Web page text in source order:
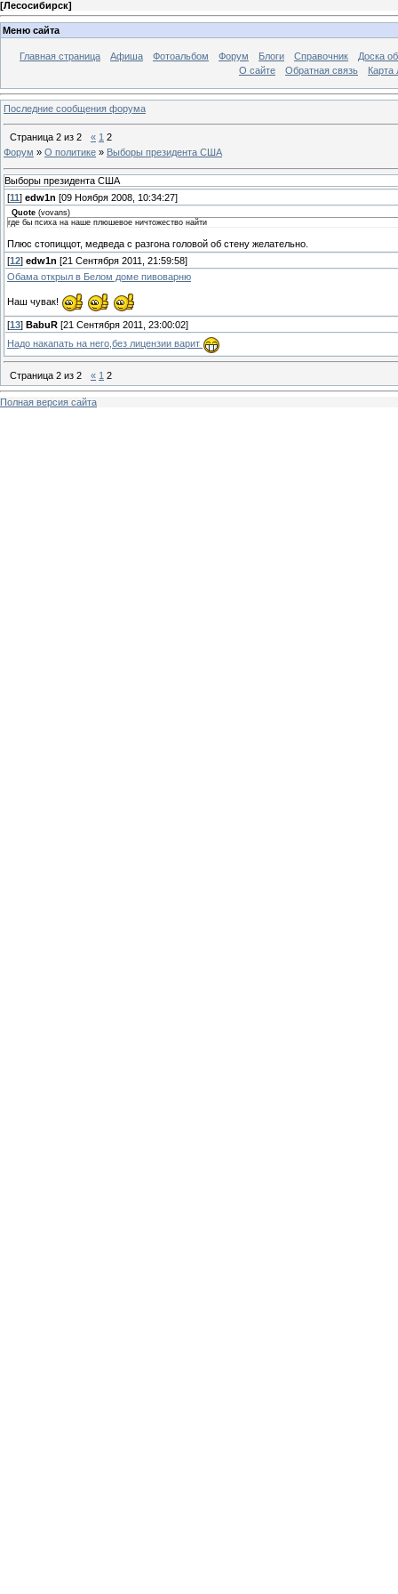
[Лесосибирск]
Меню сайта
Главная страница Афиша Фотоальбом Форум Блоги Справочник
Доска
О сайте
Обратная связь Карта
Последние сообщения форума
Страница 2 из 2 « 1 2
Форум » О политике » Выборы президента США
Выборы президента США
[11] edw1n [09 Ноября 2008, 10:34:27]
Quote (vovans)
где бы психа на наше плюшевое ничтожество найти
Плюс стопиццот, медведа с разгона головой об стену желательно.
[12] edw1n [21 Сентября 2011, 21:59:58]
Обама открыл в Белом доме пивоварню
Наш чувак!
[13] BabuR [21 Сентября 2011, 23:00:02]
Надо накапать на него,без лицензии варит
Страница 2 из 2 « 1 2
Полная версия сайта